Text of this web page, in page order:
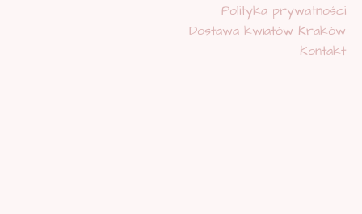
Polityka prywatności
Dostawa kwiatów Kraków
Kontakt